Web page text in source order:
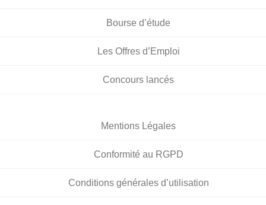
Bourse d’étude
Les Offres d’Emploi
Concours lancés
Mentions Légales
Conformité au RGPD
Conditions générales d’utilisation